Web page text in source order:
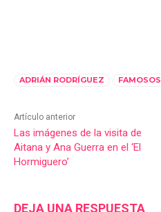
ADRIÁN RODRÍGUEZ FAMOSOS
Artículo anterior
Las imágenes de la visita de
Aitana y Ana Guerra en el ‘El
Hormiguero’
DEJA UNA RESPUESTA